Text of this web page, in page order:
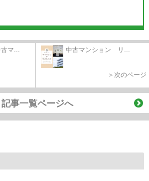
マ... 中古マンション リ...
＞次のページ
記事一覧ページへ